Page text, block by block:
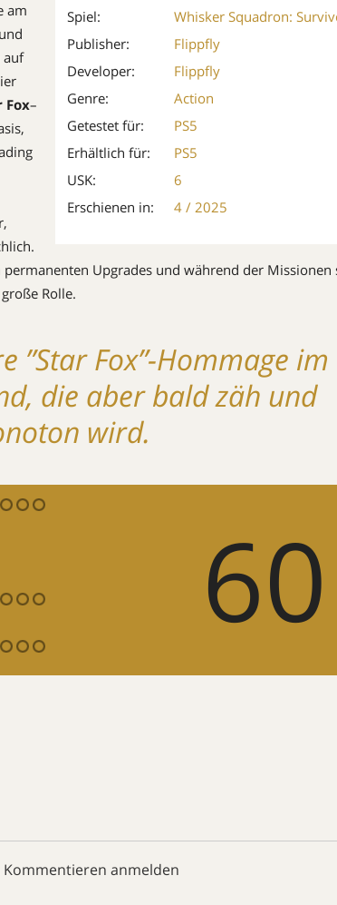
Spiel:
Whisker Squadron:
Publisher:
Flippfly
Developer:
Flippfly
Genre:
Action
Getestet für:
PS5
Erhältlich für:
PS5
USK:
6
Erschienen in:
4 / 2025
am
auf
Fox–
Upgrades und während der Missionen
Rolle.
”Star Fox”-Hommage im
die aber bald zäh und
wird.
60
Kommentieren anmelden